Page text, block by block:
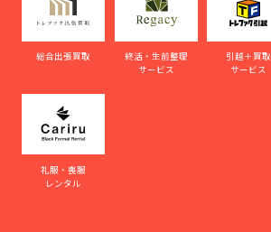
総合出張買取
終活・生前整理
サービス
引越＋買取
サービス
礼服・喪服
レンタル